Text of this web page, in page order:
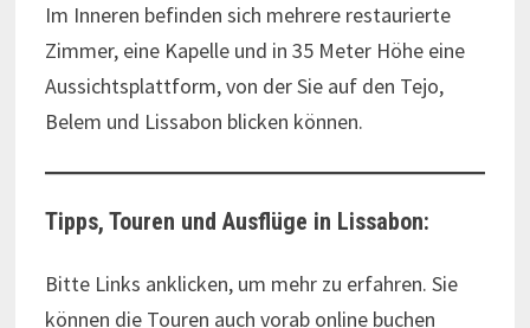
Im Inneren befinden sich mehrere restaurierte
Zimmer, eine Kapelle und in 35 Meter Höhe eine
Aussichtsplattform, von der Sie auf den Tejo,
Belem und Lissabon blicken können.
Tipps, Touren und Ausflüge in Lissabon:
Bitte Links anklicken, um mehr zu erfahren. Sie
können die Touren auch vorab online buchen